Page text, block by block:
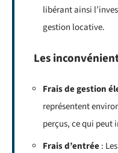
libérant ainsi
gestion locative.
Les
Frais de gestion
représentent
perçus, ce qui
Frais d’entrée: